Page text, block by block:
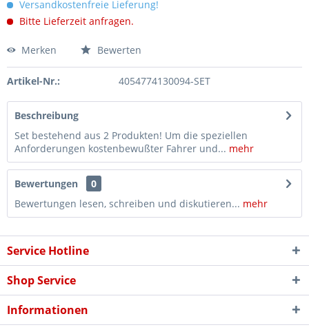
Versandkostenfreie Lieferung!
Bitte Lieferzeit anfragen.
Merken Bewerten
Artikel-Nr.: 4054774130094-SET
Beschreibung
Set bestehend aus 2 Produkten! Um die speziellen
Anforderungen kostenbewußter Fahrer und... mehr
Bewertungen
0
Bewertungen lesen, schreiben und diskutieren... mehr
Service Hotline
Shop Service
Informationen